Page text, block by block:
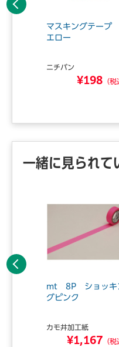
マスキングテープ
エロー
ニチバン
¥198 （税
前へ
一緒に見られて
mt 8P ショッキ
グピンク
カモ井加工紙
¥1,167 （税
前へ